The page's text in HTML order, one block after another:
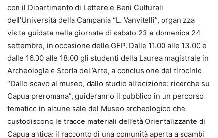
con il Dipartimento di Lettere e Beni Culturali
dell’Università della Campania “L. Vanvitelli”, organizza
visite guidate nelle giornate di sabato 23 e domenica 24
settembre, in occasione delle GEP. Dalle 11.00 alle 13.00 e
dalle 16.00 alle 18.00 gli studenti della Laurea magistrale in
Archeologia e Storia dell’Arte, a conclusione del tirocinio
“Dallo scavo al museo, dallo studio all’edizione: ricerche su
Capua preromana”, guideranno il pubblico in un percorso
tematico in alcune sale del Museo archeologico che
custodiscono le tracce materiali dell’età Orientalizzante di
Capua antica: il racconto di una comunità aperta a scambi